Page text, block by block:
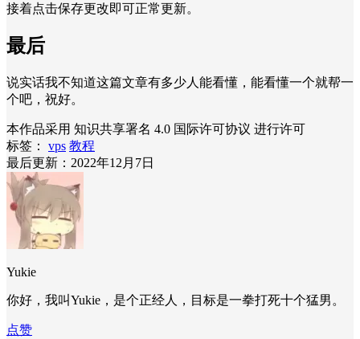
接着点击保存更改即可正常更新。
最后
说实话我不知道这篇文章有多少人能看懂，能看懂一个就帮一
个吧，祝好。
本作品采用 知识共享署名 4.0 国际许可协议 进行许可
标签：
vps 教程
最后更新：2022年12月7日
Yukie
你好，我叫Yukie，是个正经人，目标是一拳打死十个猛男。
点赞